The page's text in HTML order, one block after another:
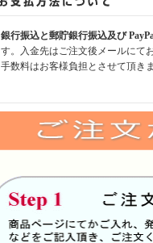
銀行振込と郵貯銀行振込及び
す。入金先はご注文後メールにて
手数料はお客様負担とさせて頂き